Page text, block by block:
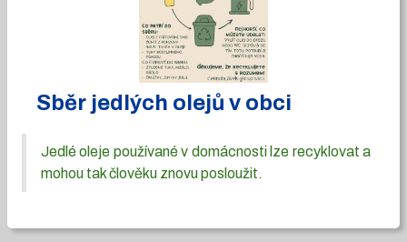
Sběr jedlých olejů v obci
Jedlé oleje používané v domácnosti lze recyklovat a
mohou tak člověku znovu posloužit.